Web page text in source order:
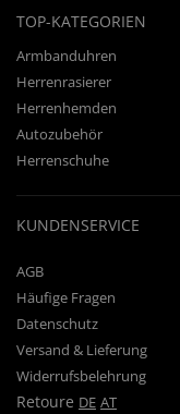
TOP-KATEGORIEN
Armbanduhren
Herrenrasierer
Herrenhemden
Autozubehör
Herrenschuhe
KUNDENSERVICE
AGB
Häufige Fragen
Datenschutz
Versand & Lieferung
Widerrufsbelehrung
Retoure DE AT